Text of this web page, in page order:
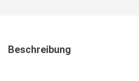
Beschreibung